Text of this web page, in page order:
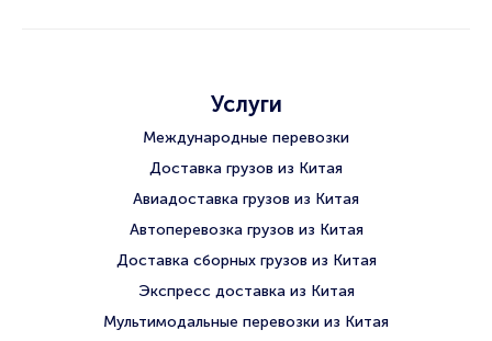
Услуги
Международные перевозки
Доставка грузов из Китая
Авиадоставка грузов из Китая
Автоперевозка грузов из Китая
Доставка сборных грузов из Китая
Экспресс доставка из Китая
Мультимодальные перевозки из Китая